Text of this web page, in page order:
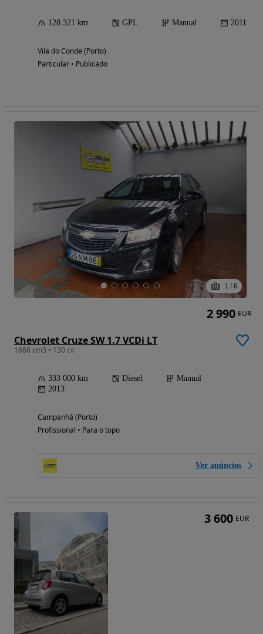
128 321 km GPL Manual 2011
Vila do Conde (Porto)
Particular • Publicado
1 / 6
Chevrolet Cruze SW 1.7 VCDi LT
1686 cm3 • 130 cv
333 000 km Diesel
Manual
2013
Campanhã (Porto)
Profissional • Para o topo
Ver anúncios
2 990 EUR
3 600 EUR